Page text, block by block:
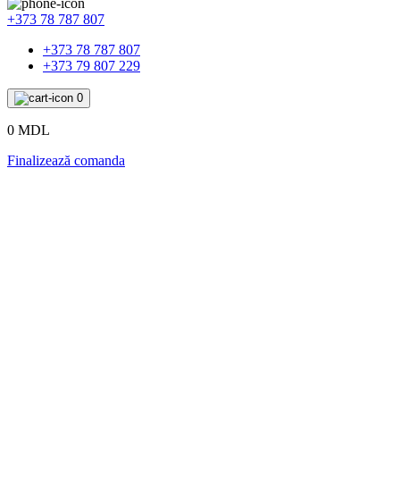
+373 78 787 807
+373 78 787 807
+373 79 807 229
0
0 MDL
Finalizează comanda